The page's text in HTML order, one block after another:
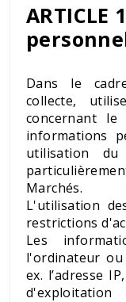
ARTICLE
Dans le
collecte,
concernant
informations
utilisation
Marchés.
L'utilisation
restrictions
Les
l'ordinateur
ex. l’adresse
d'exploitation